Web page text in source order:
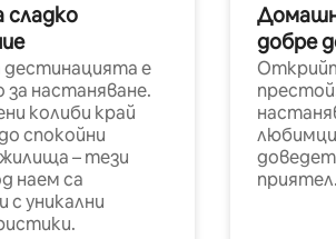
сладко
дестинацията е
настаняване.
колиби край
спокойни
– тези
наем са
с уникални
добре
приятел.